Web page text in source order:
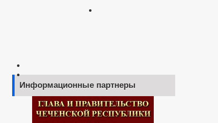
Информационные партнеры